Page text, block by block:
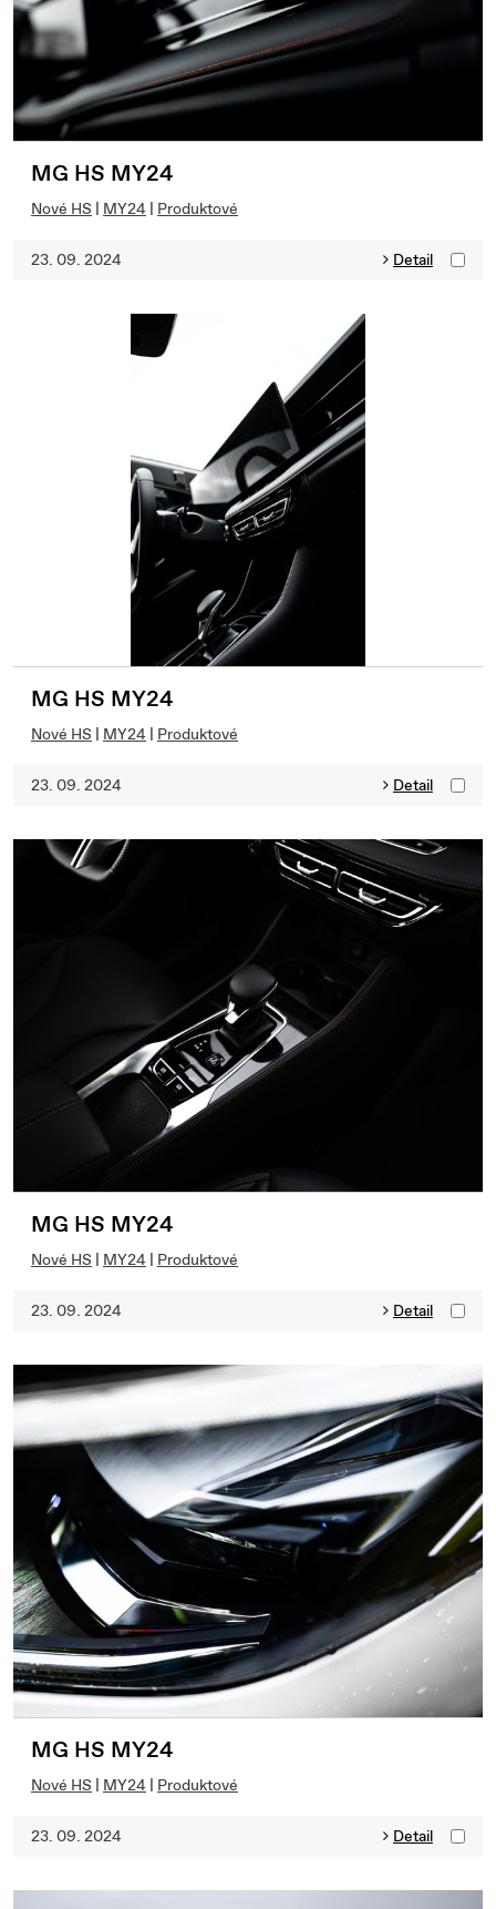
MG HS MY24
Nové HS | MY24 | Produktové
23. 09. 2024 Detail
MG HS MY24
Nové HS | MY24 | Produktové
23. 09. 2024 Detail
MG HS MY24
Nové HS | MY24 | Produktové
23. 09. 2024 Detail
MG HS MY24
Nové HS | MY24 | Produktové
23. 09. 2024 Detail